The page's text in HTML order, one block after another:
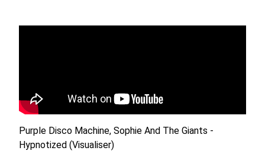
Purple Disco Machine, Sophie And The Giants -
Hypnotized (Visualiser)